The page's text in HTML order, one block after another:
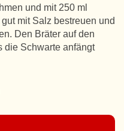
und mit 250 ml
mit Salz bestreuen und
Den Bräter auf den
die Schwarte anfängt